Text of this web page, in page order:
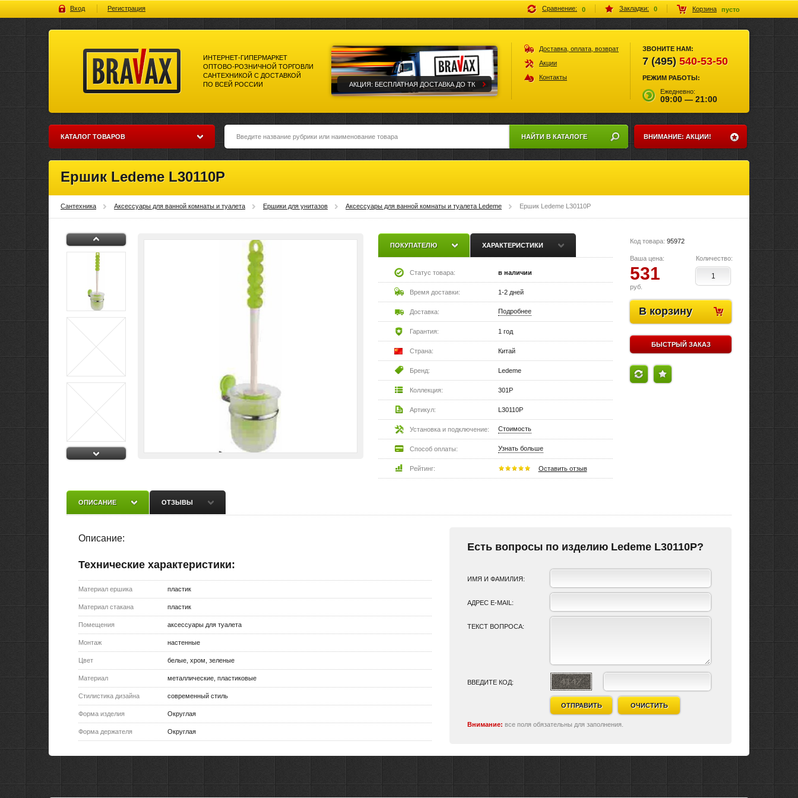
Вход Регистрация Сравнение: 0 Закладки: 0 Корзина пусто
всей россии
ИНТЕРНЕТ-ГИПЕРМАРКЕТ
ОПТОВО-РОЗНИЧНОЙ ТОРГОВЛИ
САНТЕХНИКОЙ С ДОСТАВКОЙ
ПО ВСЕЙ РОССИИ
АКЦИЯ: БЕСПЛАТНАЯ ДОСТАВКА ДО ТК
Доставка, оплата, возврат
Акции
Контакты
ЗВОНИТЕ НАМ:
7 (495) 540-53-50
РЕЖИМ РАБОТЫ:
Ежедневно:
09:00 — 21:00
КАТАЛОГ ТОВАРОВ ВНИМАНИЕ: АКЦИИ!
НАЙТИ В КАТАЛОГЕ
Ершик Ledeme L30110P
Сантехника Аксессуары для ванной комнаты и туалета Ершики для унитазов Аксессуары для ванной комнаты и туалета Ledeme Ершик Ledeme L30110P
ПОКУПАТЕЛЮ ХАРАКТЕРИСТИКИ
Статус товара: в наличии
Время доставки: 1-2 дней
Доставка: Подробнее
Гарантия: 1 год
Страна: Китай
Бренд: Ledeme
Коллекция: 301P
Артикул: L30110P
Установка и подключение: Стоимость
Способ оплаты: Узнать больше
Рейтинг: Оставить отзыв
Код товара: 95972
Ваша цена:
531
руб.
Количество:
В корзину
БЫСТРЫЙ ЗАКАЗ
ОПИСАНИЕ ОТЗЫВЫ
Описание:
Технические характеристики:
Материал ершика пластик
Материал стакана пластик
Помещения аксессуары для туалета
Монтаж настенные
Цвет белые, хром, зеленые
Материал металлические, пластиковые
Стилистика дизайна современный стиль
Форма изделия Округлая
Форма держателя Округлая
Есть вопросы по изделию Ledeme L30110P?
ИМЯ И ФАМИЛИЯ:
АДРЕС E-MAIL:
ТЕКСТ ВОПРОСА:
ВВЕДИТЕ КОД:
ОТПРАВИТЬ ОЧИСТИТЬ
Внимание: все поля обязательны для заполнения.